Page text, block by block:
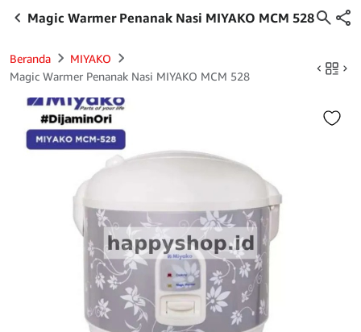
Magic Warmer Penanak Nasi MIYAKO MCM 528
Beranda
MIYAKO
Magic Warmer Penanak Nasi MIYAKO MCM 528